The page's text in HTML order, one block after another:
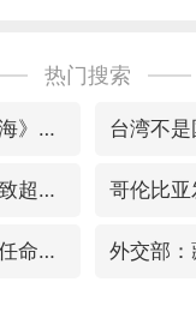
热门搜索
《哪吒之魔童闹海》获百花奖最佳影片奖
哥伦比亚强震已致超20人死亡 哥伦比
伊朗最高领袖将任命数名高级指挥官